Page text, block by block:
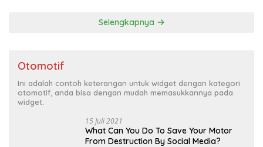
Selengkapnya
Otomotif
Ini adalah contoh keterangan untuk widget dengan kategori
otomotif, anda bisa dengan mudah memasukkannya pada
widget.
15 Juli 2021
What Can You Do To Save Your Motor
From Destruction By Social Media?